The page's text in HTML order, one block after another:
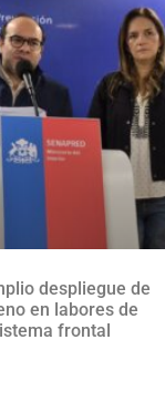
despliegue de
en labores de
frontal